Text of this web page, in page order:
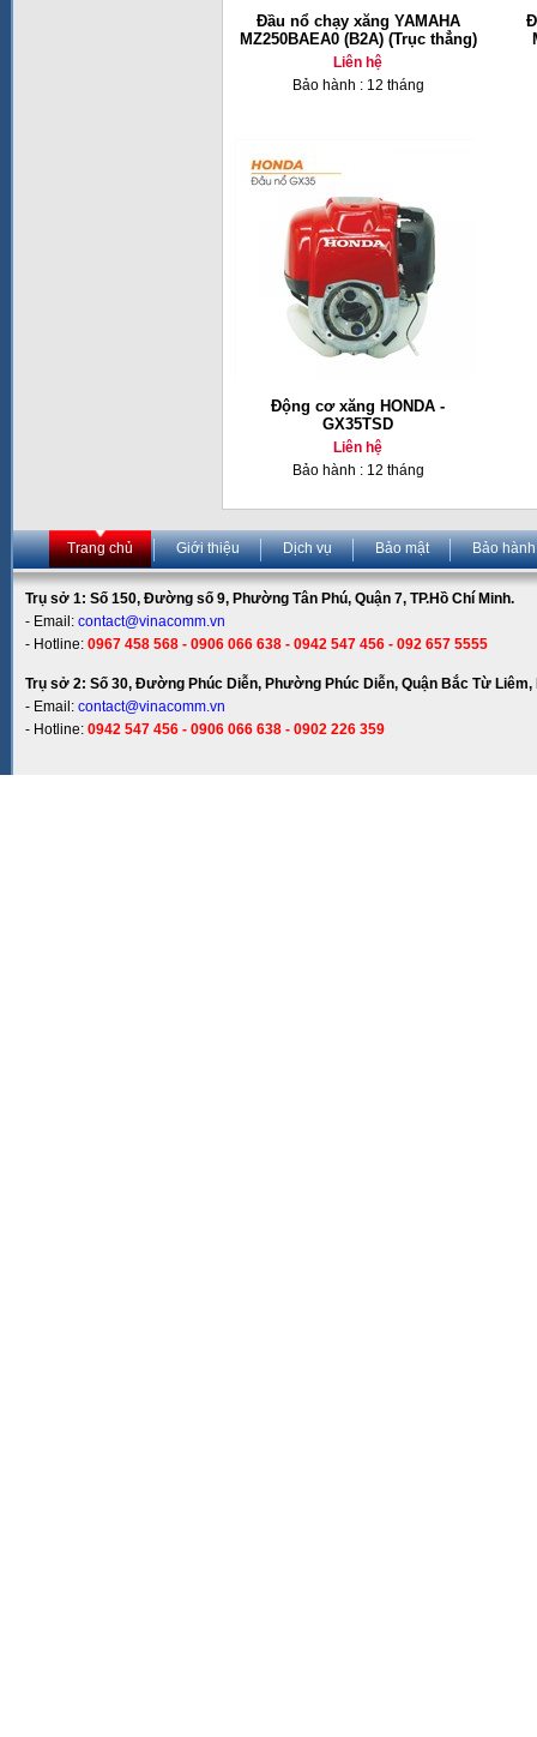
Đầu nổ chạy xăng YAMAHA
MZ250BAEA0 (B2A) (Trục thẳng)
Liên hệ
Bảo hành : 12 tháng
Động cơ xăng HONDA -
GX35TSD
Liên hệ
Bảo hành : 12 tháng
Trang chủ Giới thiệu Dịch vụ Bảo mật Bảo hành
Trụ sở 1: Số 150, Đường số 9, Phường Tân Phú, Quận 7, TP.Hồ Chí Minh.
- Email: contact@vinacomm.vn
- Hotline: 0967 458 568 - 0906 066 638 - 0942 547 456 - 092 657 5555
Trụ sở 2: Số 30, Đường Phúc Diễn, Phường Phúc Diễn, Quận Bắc Từ Liêm,
- Email: contact@vinacomm.vn
- Hotline: 0942 547 456 - 0906 066 638 - 0902 226 359